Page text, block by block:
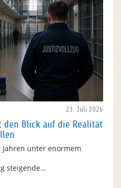
23. Juli 2026
den Blick auf die Realität
unter enormem
steigende…